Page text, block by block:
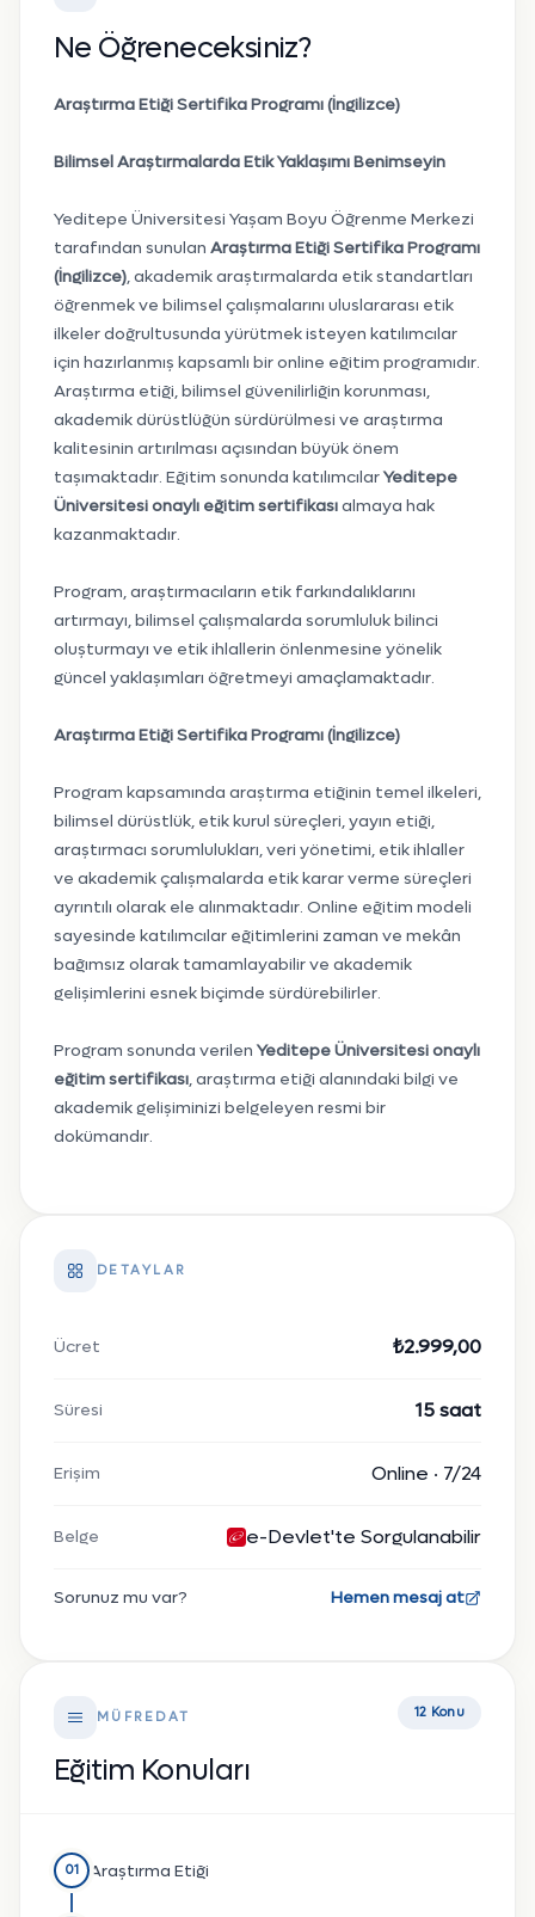
Ne Öğreneceksiniz?
Araştırma Etiği Sertifika Programı (İngilizce)
Bilimsel Araştırmalarda Etik Yaklaşımı Benimseyin
Yeditepe Üniversitesi Yaşam Boyu Öğrenme Merkezi
tarafından sunulan Araştırma Etiği Sertifika Programı
(İngilizce), akademik araştırmalarda etik standartları
öğrenmek ve bilimsel çalışmalarını uluslararası etik
ilkeler doğrultusunda yürütmek isteyen katılımcılar
için hazırlanmış kapsamlı bir online eğitim programıdır.
Araştırma etiği, bilimsel güvenilirliğin korunması,
akademik dürüstlüğün sürdürülmesi ve araştırma
kalitesinin artırılması açısından büyük önem
taşımaktadır. Eğitim sonunda katılımcılarYeditepe
Üniversitesi onaylı eğitim sertifikasıalmaya hak
kazanmaktadır.
Program, araştırmacıların etik farkındalıklarını
artırmayı, bilimsel çalışmalarda sorumluluk bilinci
oluşturmayı ve etik ihlallerin önlenmesine yönelik
güncel yaklaşımları öğretmeyi amaçlamaktadır.
Araştırma Etiği Sertifika Programı (İngilizce)
Program kapsamında araştırma etiğinin temel ilkeleri,
bilimsel dürüstlük, etik kurul süreçleri, yayın etiği,
araştırmacı sorumlulukları, veri yönetimi, etik ihlaller
ve akademik çalışmalarda etik karar verme süreçleri
ayrıntılı olarak ele alınmaktadır. Online eğitim modeli
sayesinde katılımcılar eğitimlerini zaman ve mekân
bağımsız olarak tamamlayabilir ve akademik
gelişimlerini esnek biçimde sürdürebilirler.
Program sonunda verilen Yeditepe Üniversitesi onaylı
eğitim sertifikası, araştırma etiği alanındaki bilgi ve
akademik gelişiminizi belgeleyen resmi bir
dokümandır.
DETAYLAR
Ücret ₺2.999,00
Süresi 15 saat
Erişim Online · 7/24
Belge e-Devlet'te Sorgulanabilir
Sorunuz mu var? Hemen mesaj at
MÜFREDAT
Eğitim Konuları
12 Konu
01 Araştırma Etiği